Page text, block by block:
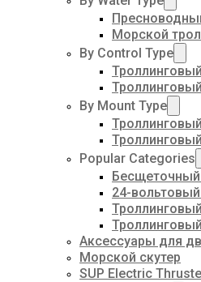
Морской
By Control Type
By Mount Type
Popular Categories
24-
Аксессуары для
Морской скутер
SUP Electric